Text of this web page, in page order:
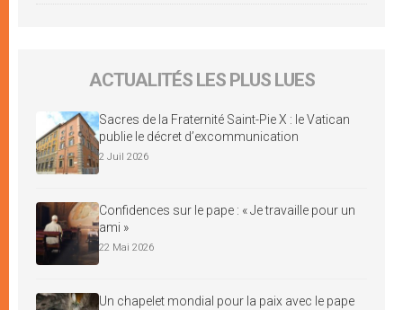
ACTUALITÉS LES PLUS LUES
Sacres de la Fraternité Saint-Pie X : le Vatican
publie le décret d’excommunication
2 Juil 2026
Confidences sur le pape : « Je travaille pour un
ami »
22 Mai 2026
Un chapelet mondial pour la paix avec le pape